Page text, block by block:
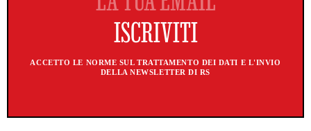
ACCETTO LE NORME SUL TRATTAMENTO DEI DATI E L'INVIO
DELLA NEWSLETTER DI RS